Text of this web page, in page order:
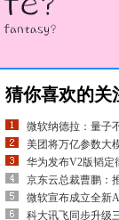
猜你喜欢的关
微软纳德拉：量子
美团将万亿参数大
华为发布V2版韬定
京东云总裁曹鹏：
微软宣布成立全新
科大讯飞同步升级